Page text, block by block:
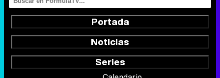
Portada
Noticias
Series